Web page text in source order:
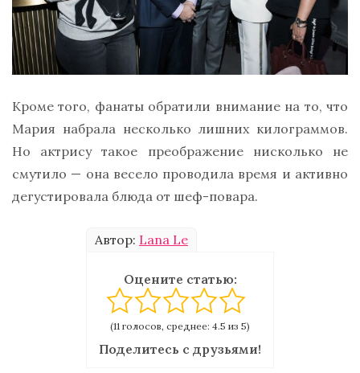
Кроме того, фанаты обратили внимание на то, что
Мария набрала несколько лишних килограммов.
Но актрису такое преображение нисколько не
смутило — она весело проводила время и активно
дегустировала блюда от шеф-повара.
Автор: Lana Le
Оцените статью:
(11 голосов, среднее: 4.5 из 5)
Поделитесь с друзьями!